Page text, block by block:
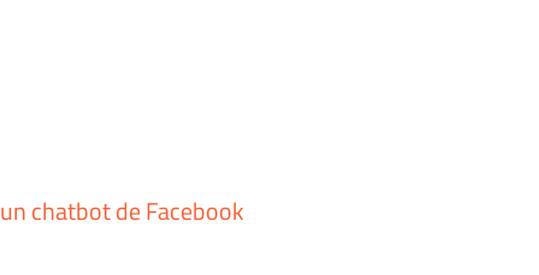
un chatbot de Facebook